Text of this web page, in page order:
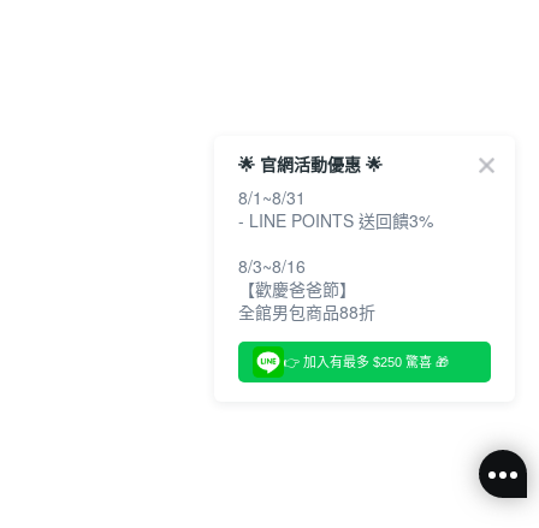
🌟 官網活動優惠 🌟
8/1~8/31
- LINE POINTS 送回饋3%
8/3~8/16
【歡慶爸爸節】
全館男包商品88折
👉 加入有最多 $250 驚喜 🎁